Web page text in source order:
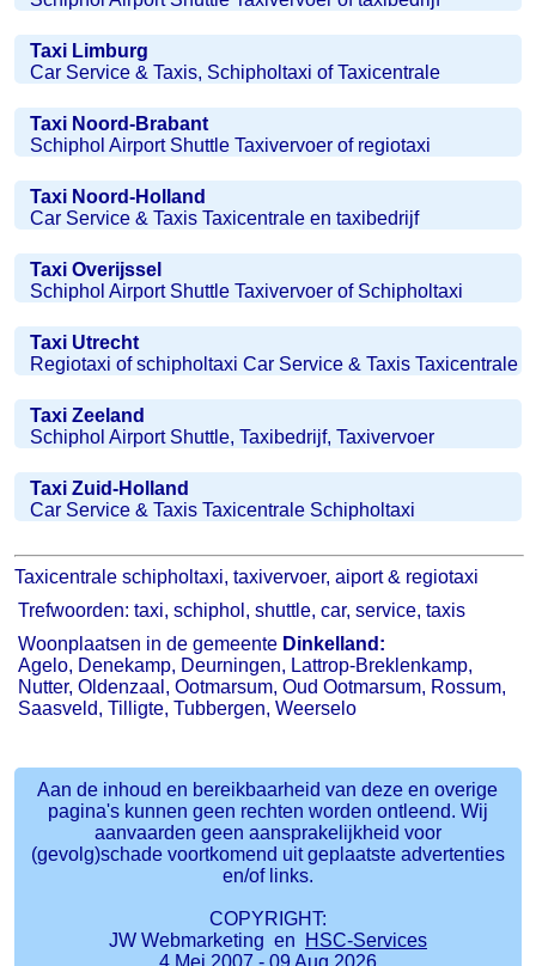
Taxi Limburg
Car Service & Taxis, Schipholtaxi of Taxicentrale
Taxi Noord-Brabant
Schiphol Airport Shuttle Taxivervoer of regiotaxi
Taxi Noord-Holland
Car Service & Taxis Taxicentrale en taxibedrijf
Taxi Overijssel
Schiphol Airport Shuttle Taxivervoer of Schipholtaxi
Taxi Utrecht
Regiotaxi of schipholtaxi Car Service & Taxis Taxicentrale
Taxi Zeeland
Schiphol Airport Shuttle, Taxibedrijf, Taxivervoer
Taxi Zuid-Holland
Car Service & Taxis Taxicentrale Schipholtaxi
Taxicentrale schipholtaxi, taxivervoer, aiport & regiotaxi
Trefwoorden: taxi, schiphol, shuttle, car, service, taxis
Woonplaatsen in de gemeente Dinkelland:
Agelo, Denekamp, Deurningen, Lattrop-Breklenkamp,
Nutter, Oldenzaal, Ootmarsum, Oud Ootmarsum, Rossum,
Saasveld, Tilligte, Tubbergen, Weerselo
Aan de inhoud en bereikbaarheid van deze en overige
pagina's kunnen geen rechten worden ontleend. Wij
aanvaarden geen aansprakelijkheid voor
(gevolg)schade voortkomend uit geplaatste advertenties
en/of links.
COPYRIGHT:
JW Webmarketing en
HSC-Services